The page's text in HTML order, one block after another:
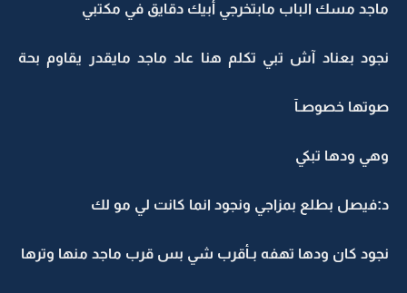
ماجد مسك الباب مابتخرجي أبيك دقايق في مكتبي
نجود بعناد آش تبي تكلم هنا عاد ماجد مايقدر يقاوم بحة
صوتها خصوصـآ
وهي ودها تبكي
د:فيصل بطلع بمزاجي ونجود انما كانت لي مو لك
نجود كان ودها تهفه بـأقرب شي بس قرب ماجد منها وترها